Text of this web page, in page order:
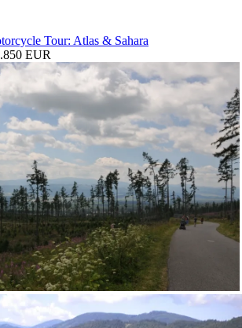
Tour: Atlas & Sahara
EUR